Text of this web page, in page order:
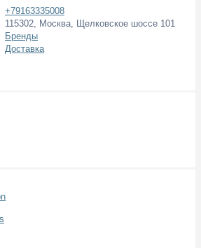
+79163335008
115302, Москва, Щелковское шоссе 101
Бренды
Доставка